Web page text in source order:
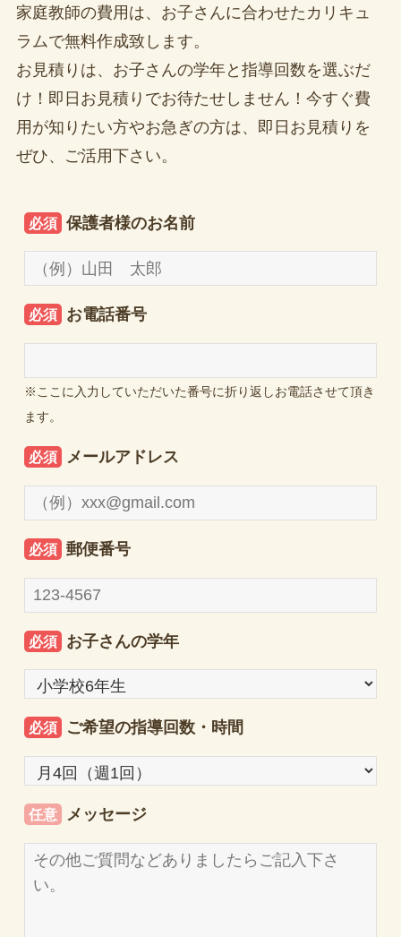
家庭教師の費用は、お子さんに合わせたカリキュ
ラムで無料作成致します。
お見積りは、お子さんの学年と指導回数を選ぶだ
け！即日お見積りでお待たせしません！今すぐ費
用が知りたい方やお急ぎの方は、即日お見積りを
ぜひ、ご活用下さい。
必須 保護者様のお名前
必須 お電話番号
※ここに入力していただいた番号に折り返しお電話させて頂き
ます。
必須 メールアドレス
必須 郵便番号
必須 お子さんの学年
必須 ご希望の指導回数・時間
任意 メッセージ